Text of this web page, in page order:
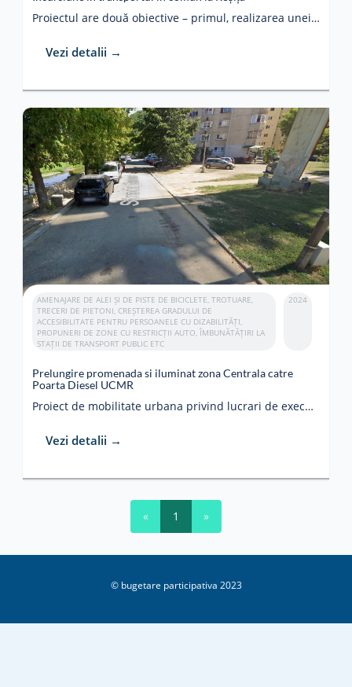
Proiectul are două obiective – primul, realizarea unei platforme online pentru descoperirea, din tramvai, a istoriei și obiectivelor de pe traseul tramvaiului, dar si o modalitate de a afla ce evenimente vor mai avea loc în oraș; al doilea este aducerea unui tramvai Timiș 2, care să fie reabilitat și transformat într-un spațiu expozițional. Astfel de reabilitări au avut loc anul trecut în cadrul Timișoara Capitală Culturală Europeană, fiind ulterior expuse în spații publice.
Vezi detalii →
AMENAJARE DE ALEI ȘI DE PISTE DE BICICLETE, TROTUARE,
TRECERI DE PIETONI, CREȘTEREA GRADULUI DE
ACCESIBILITATE PENTRU PERSOANELE CU DIZABILITĂȚI,
PROPUNERI DE ZONE CU RESTRICȚII AUTO, ÎMBUNĂTĂȚIRI LA
STAȚII DE TRANSPORT PUBLIC ETC
2024
Prelungire promenada si iluminat zona Centrala catre
Poarta Diesel UCMR
Proiect de mobilitate urbana privind lucrari de executie promenada laterala Palat cultural, continuare zona promenada pod Vama catre Intrarea UCMR str. Golului. Necesar : stalpi iluminat cu aspect identic si dispusi la distanta asemanatoare promenadei existente pe strada Revolutiei din Decembrie, racord si retea de alimentare a stlpilor de iluminat public , reconditionarea si gandirea unei solutii tehnice pentru zidul lateral invecinat cu raul Barzava din proximitatea Palatului Cultural .
Vezi detalii →
« 1 »
© bugetare participativa 2023